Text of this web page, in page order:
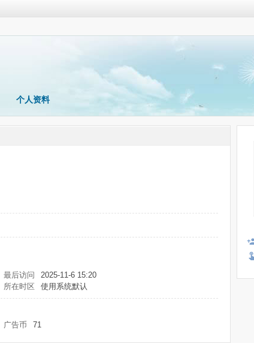
个人资料
最后访问
2025-11-6 15:20
所在时区 使用系统默认
广告币 71